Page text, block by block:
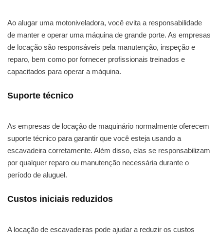
Ao alugar uma motoniveladora, você evita a responsabilidade
de manter e operar uma máquina de grande porte. As empresas
de locação são responsáveis pela manutenção, inspeção e
reparo, bem como por fornecer profissionais treinados e
capacitados para operar a máquina.
Suporte técnico
As empresas de locação de maquinário normalmente oferecem
suporte técnico para garantir que você esteja usando a
escavadeira corretamente. Além disso, elas se responsabilizam
por qualquer reparo ou manutenção necessária durante o
período de aluguel.
Custos iniciais reduzidos
A locação de escavadeiras pode ajudar a reduzir os custos